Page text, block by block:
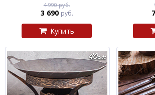
4 990 руб.
3 690 руб.
Купить